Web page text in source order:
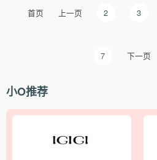
首页 上一页 2 3
7 下一页
小O推荐